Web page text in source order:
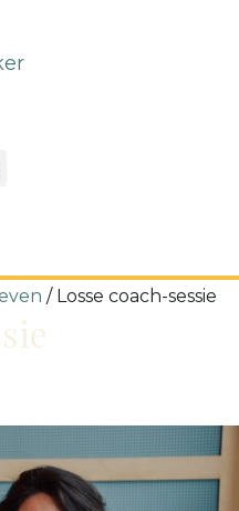
/ Losse coach-sessie